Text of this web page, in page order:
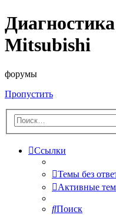
Mitsubishi
форумы
Пропустить
Ссылки
Темы без
Активные
Поиск